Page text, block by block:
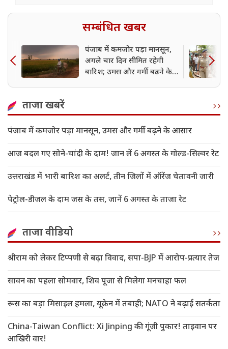
सम्बंधित खबर
पंजाब में कमजोर पड़ा मानसून,
अगले चार दिन सीमित रहेगी
बारिश; उमस और गर्मी बढ़ने के
ताजा खबरें
पंजाब में कमजोर पड़ा मानसून, उमस और गर्मी बढ़ने के आसार
आज बदल गए सोने-चांदी के दाम! जान लें 6 अगस्त के गोल्ड-सिल्वर रेट
उत्तराखंड में भारी बारिश का अलर्ट, तीन जिलों में ऑरेंज चेतावनी जारी
पेट्रोल-डीजल के दाम जस के तस, जानें 6 अगस्त के ताजा रेट
ताजा वीडियो
श्रीराम को लेकर टिप्पणी से बढ़ा विवाद, सपा-BJP में आरोप-प्रत्यार तेज
सावन का पहला सोमवार, शिव पूजा से मिलेगा मनचाहा फल
रूस का बड़ा मिसाइल हमला, यूक्रेन में तबाही; NATO ने बढ़ाई सतर्कता
China-Taiwan Conflict: Xi Jinping की गूंजी पुकार! ताइवान पर
आखिरी वार!